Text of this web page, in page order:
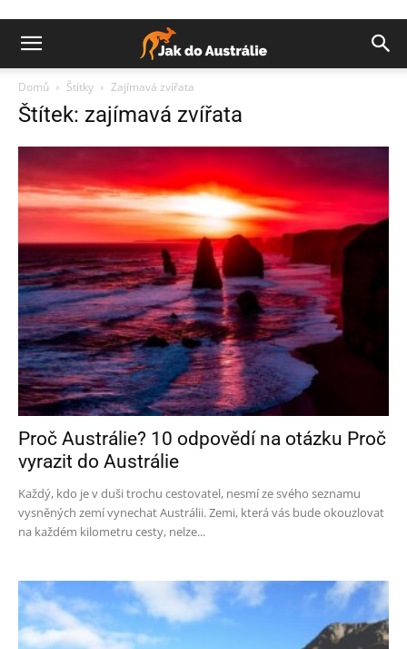
Domů Štítky Zajímavá zvířata
Štítek: zajímavá zvířata
Proč Austrálie? 10 odpovědí na otázku Proč
vyrazit do Austrálie
Každý, kdo je v duši trochu cestovatel, nesmí ze svého seznamu
vysněných zemí vynechat Austrálii. Zemi, která vás bude okouzlovat
na každém kilometru cesty, nelze...